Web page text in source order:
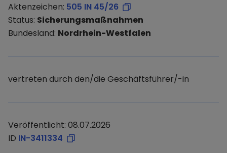
Aktenzeichen: 505 IN 45/26
Status: Sicherungsmaßnahmen
Bundesland: Nordrhein-Westfalen
vertreten durch den/die Geschäftsführer/-in
Veröffentlicht: 08.07.2026
ID IN-3411334